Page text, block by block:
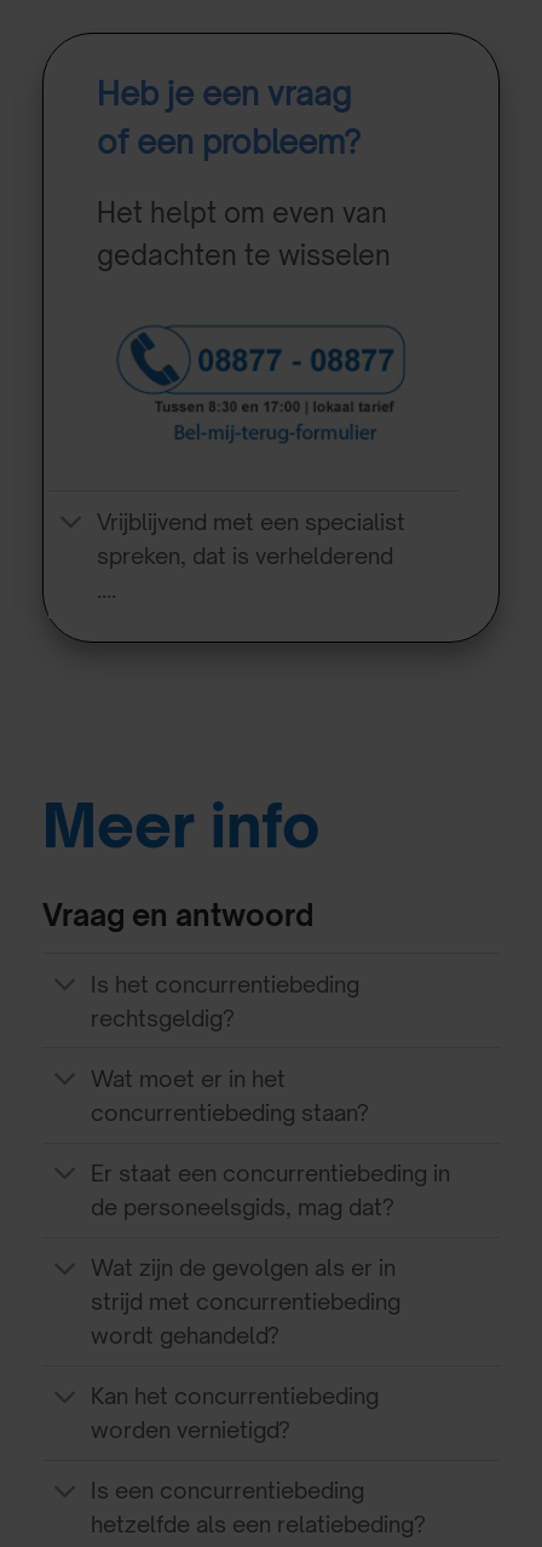
Heb je een vraag
of een probleem?
Het helpt om even van
gedachten te wisselen
Vrijblijvend met een specialist
spreken, dat is verhelderend
….
Meer info
Vraag en antwoord
Is het concurrentiebeding
rechtsgeldig?
Wat moet er in het
concurrentiebeding staan?
Er staat een concurrentiebeding in
de personeelsgids, mag dat?
Wat zijn de gevolgen als er in
strijd met concurrentiebeding
wordt gehandeld?
Kan het concurrentiebeding
worden vernietigd?
Is een concurrentiebeding
hetzelfde als een relatiebeding?